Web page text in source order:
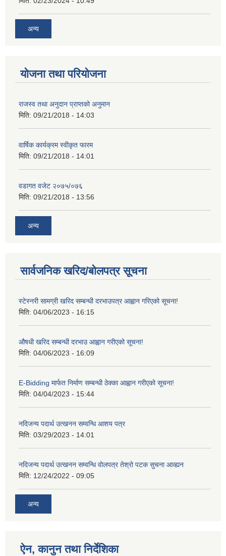
अन्य
योजना तथा परियोजना
राजस्व तथा अनुदान प्राप्तको अनुमान
मिति: 09/21/2018 - 14:03
वार्षिक कार्यक्रम स्वीकृत फारम
मिति: 09/21/2018 - 14:01
वडागत वजेट २०७५/०७६
मिति: 09/21/2018 - 13:56
अन्य
सार्वजनिक खरिद/बोलपत्र सूचना
स्टेस्नरी सामग्री खरिद सम्बन्धी दरभाउपत्र आह्वान गरिएको सूचना!
मिति: 04/06/2023 - 16:15
औषधी खरिद सम्बन्धी दरभाउ आह्वान गरीएको सूचना!
मिति: 04/06/2023 - 16:09
E-Bidding मार्फत निर्माण सम्बन्धी ठेक्का आह्वान गरीएको सूचना!
मिति: 04/04/2023 - 15:44
नदिजन्य पदार्थ उत्खनन सम्वन्धि आशय पत्र
मिति: 03/29/2023 - 14:01
नदिजन्य पदार्थ उत्खनन सम्वन्धि वोलपत्र तेश्रो पटक सुचना आव्ह्यन
मिति: 12/24/2022 - 09:05
अन्य
ऐन, कानुन तथा निर्देशिका